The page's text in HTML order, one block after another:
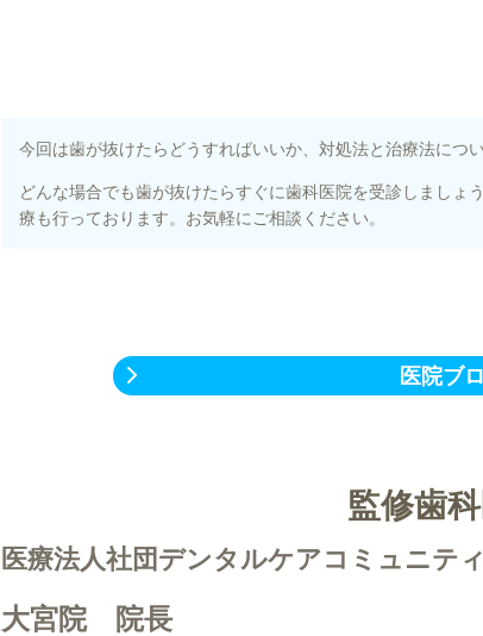
今回は歯が抜けたらどうすればいいか、対処法と治療法につ
どんな場合でも歯が抜けたらすぐに歯科医院を受診しましょ
療も行っております。お気軽にご相談ください。
医院ブ
監修歯
医療法人社団デンタルケアコミュニティ
大宮院 院長